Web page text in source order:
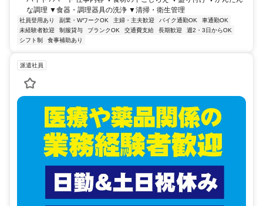
な調理 ▼食器・調理器具の洗浄 ▼清掃・衛生管理
社員登用あり 副業・WワークOK 主婦・主夫歓迎 バイク通勤OK
車通勤OK
未経験者歓迎
制服貸与 ブランクOK 交通費支給 長期歓迎
週2・3日からOK
シフト制
食事補助あり
派遣社員